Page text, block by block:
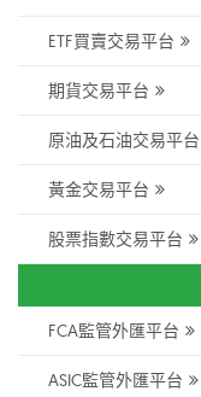
ETF買賣交易平台
期貨交易平台
原油及石油交易平台
黃金交易平台
股票指數交易平台
FCA監管外匯平台
ASIC監管外匯平台